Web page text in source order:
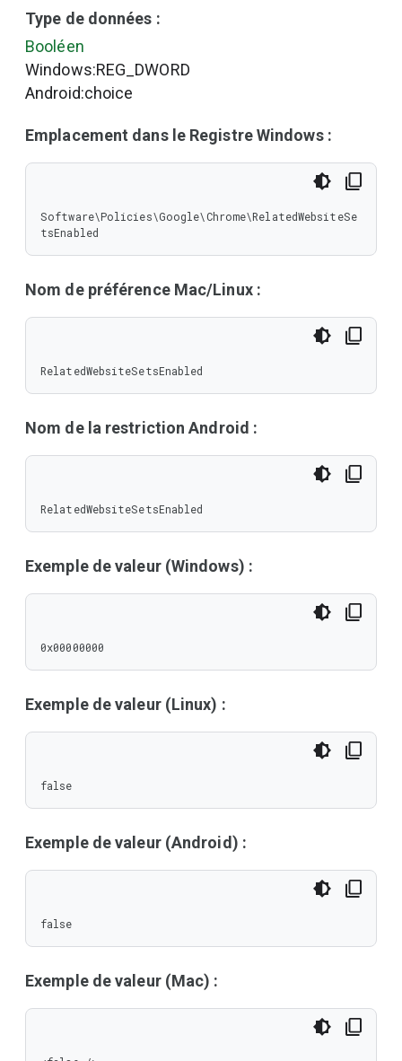
Type de données :
Booléen
Windows:REG_DWORD
Android:choice
Emplacement dans le Registre Windows :
Software\Policies\Google\Chrome\RelatedWebsiteSe
tsEnabled
Nom de préférence Mac/Linux :
RelatedWebsiteSetsEnabled
Nom de la restriction Android :
RelatedWebsiteSetsEnabled
Exemple de valeur (Windows) :
0x00000000
Exemple de valeur (Linux) :
false
Exemple de valeur (Android) :
false
Exemple de valeur (Mac) :